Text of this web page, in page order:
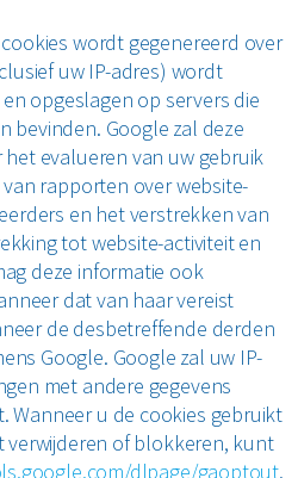
wordt gegenereerd over
uw IP-adres) wordt
opgeslagen op servers die
bevinden. Google zal deze
evalueren van uw gebruik
rapporten over website-
en het verstrekken van
tot website-activiteit en
deze informatie ook
dat van haar vereist
de desbetreffende derden
Google. Google zal uw IP-
met andere gegevens
Wanneer u de cookies gebruikt
verwijderen of blokkeren, kunt
dlpage/gaoptout.